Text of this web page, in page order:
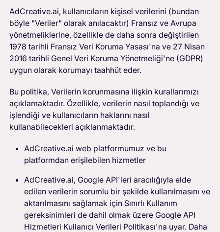
AdCreative.ai, kullanıcıların kişisel verilerini (bundan
böyle "Veriler" olarak anılacaktır) Fransız ve Avrupa
yönetmeliklerine, özellikle de daha sonra değiştirilen
1978 tarihli Fransız Veri Koruma Yasası'na ve 27 Nisan
2016 tarihli Genel Veri Koruma Yönetmeliği'ne (GDPR)
uygun olarak korumayı taahhüt eder.
Bu politika, Verilerin korunmasına ilişkin kurallarımızı
açıklamaktadır. Özellikle, verilerin nasıl toplandığı ve
işlendiği ve kullanıcıların haklarını nasıl
kullanabilecekleri açıklanmaktadır.
AdCreative.ai web platformumuz ve bu
platformdan erişilebilen hizmetler
AdCreative.ai, Google API'leri aracılığıyla elde
edilen verilerin sorumlu bir şekilde kullanılmasını ve
aktarılmasını sağlamak için Sınırlı Kullanım
gereksinimleri de dahil olmak üzere Google API
Hizmetleri Kullanıcı Verileri Politikası'na uyar. Daha